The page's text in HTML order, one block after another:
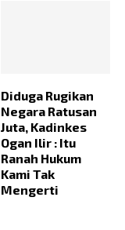
Diduga Rugikan
Negara Ratusan
Juta, Kadinkes
Ogan Ilir : Itu
Ranah Hukum
Kami Tak
Mengerti